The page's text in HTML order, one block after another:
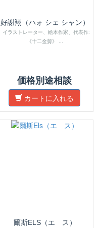
好謝翔（ハォ シェ シャン）
イラストレーター、絵本作家、代表作:
《十二金剪》 ...
価格別途相談
カートに入れる
爾斯ELS（エ ス）